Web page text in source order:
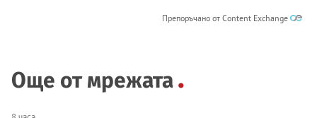
Препоръчано от Content Exchange
Още от мрежата